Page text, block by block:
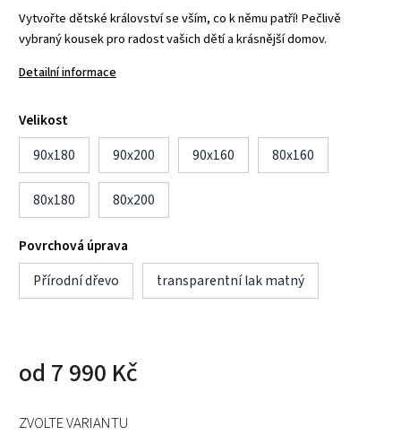
Vytvořte dětské království se vším, co k němu patří! Pečlivě
vybraný kousek pro radost vašich dětí a krásnější domov.
Detailní informace
Velikost
90x180
90x200 90x160 80x160
80x180 80x200
Povrchová úprava
Přírodní dřevo
transparentní lak matný
od 7 990 Kč
ZVOLTE VARIANTU